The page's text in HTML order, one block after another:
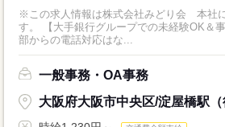
※この求人情報は株式会社みどり会 本社
す。 【大手銀行グループでの未経験OK＆
部からの電話対応はな...
一般事務・OA事務
大阪府大阪市中央区/淀屋橋駅（